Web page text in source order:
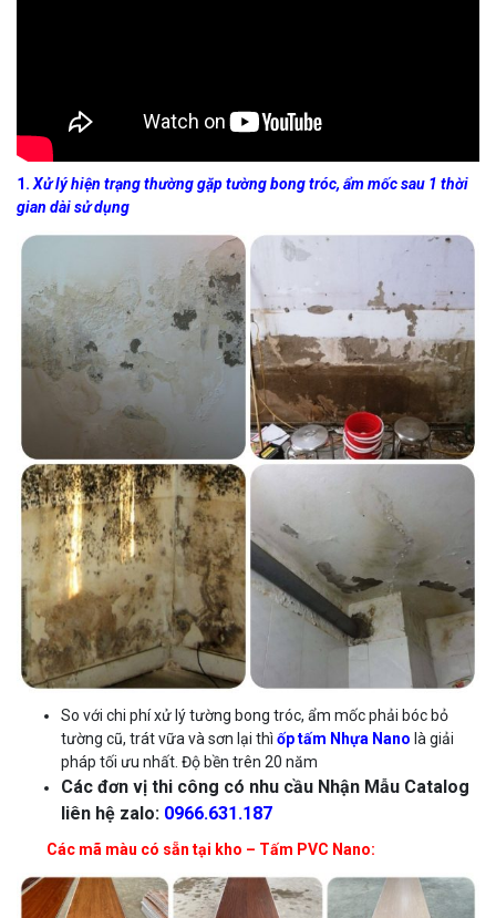
1. Xử lý hiện trạng thường gặp tường bong tróc, ẩm mốc sau 1 thời
gian dài sử dụng
So với chi phí xử lý tường bong tróc, ẩm mốc phải bóc bỏ
tường cũ, trát vữa và sơn lại thì ốp tấm Nhựa Nano là giải
pháp tối ưu nhất. Độ bền trên 20 năm
Các đơn vị thi công có nhu cầu Nhận Mẫu Catalog
liên hệ zalo: 0966.631.187
Các mã màu có sẵn tại kho – Tấm PVC Nano: